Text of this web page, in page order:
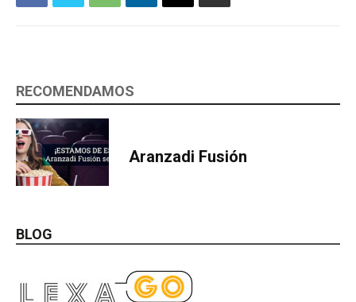
RECOMENDAMOS
Aranzadi Fusión
BLOG